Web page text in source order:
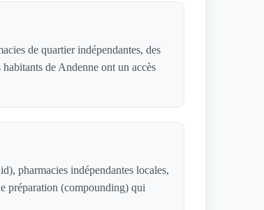
de quartier indépendantes, des
de Andenne ont un accès
pharmacies indépendantes locales,
préparation (compounding) qui